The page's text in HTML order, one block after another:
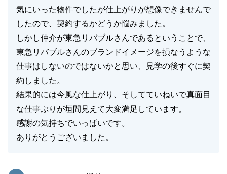
気にいった物件でしたが仕上がりが想像できませんで
したので、契約するかどうか悩みました。
しかし仲介が東急リバブルさんであるということで、
東急リバブルさんのブランドイメージを損なうような
仕事はしないのではないかと思い、見学の後すぐに契
約しました。
結果的には今風な仕上がり、そしてていねいで真面目
な仕事ぶりが垣間見えて大変満足しています。
感謝の気持ちでいっぱいです。
ありがとうございました。